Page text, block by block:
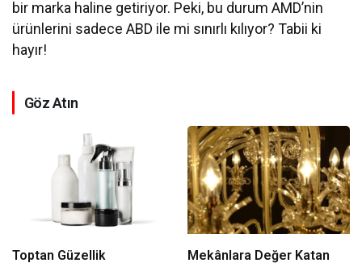
bir marka haline getiriyor. Peki, bu durum AMD’nin
ürünlerini sadece ABD ile mi sınırlı kılıyor? Tabii ki
hayır!
Göz Atın
Toptan Güzellik
Mekânlara Değer Katan